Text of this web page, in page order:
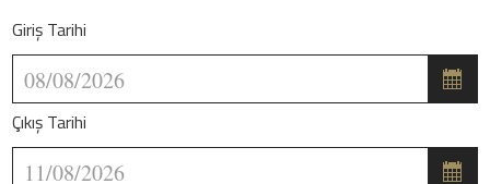
Giriş Tarihi
Çıkış Tarihi